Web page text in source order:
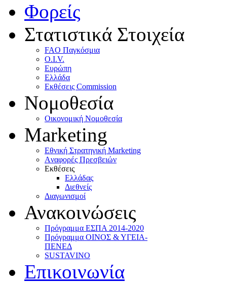
Φορείς
Στατιστικά Στοιχεία
FAO Παγκόσμια
O.I.V.
Ευρώπη
Ελλάδα
Eκθέσεις Commission
Νομοθεσία
Οικονομική Νομοθεσία
Marketing
Eθνική Στρατηγική Marketing
Aναφορές Πρεσβειών
Eκθέσεις
Eλλάδας
Διεθνείς
Διαγωνισμοί
Ανακοινώσεις
Πρόγραμμα ΕΣΠΑ 2014-2020
Πρόγραμμα ΟΙΝΟΣ & ΥΓΕΙΑ-
ΠΕΝΕΔ
SUSTAVINO
Επικοινωνία